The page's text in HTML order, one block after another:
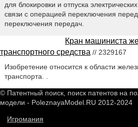
для блокировки и отпуска
связи с операцией переключения
переключения передач.
Кран машиниста
транспортного средства // 2329167
Изобретение относится к области
транспорта. .
© Патентный поиск, поиск патентов на
модели - PoleznayaModel.RU 2012-2024
Игромания